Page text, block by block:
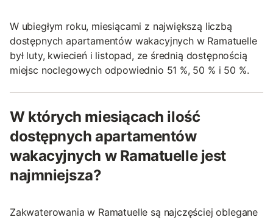
W ubiegłym roku, miesiącami z największą liczbą
dostępnych apartamentów wakacyjnych w Ramatuelle
był luty, kwiecień i listopad, ze średnią dostępnością
miejsc noclegowych odpowiednio 51 %, 50 % i 50 %.
W których miesiącach ilość
dostępnych apartamentów
wakacyjnych w Ramatuelle jest
najmniejsza?
Zakwaterowania w Ramatuelle są najczęściej oblegane